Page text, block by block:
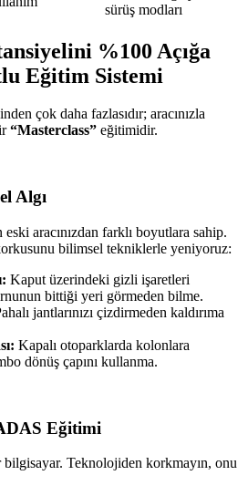
sürüş modları
%100 Açığa
Eğitim Sistemi
çok daha fazlasıdır; aracınızla
“Masterclass” eğitimidir.
Algı
eski aracınızdan farklı boyutlara sahip.
bilimsel tekniklerle yeniyoruz:
Kaput üzerindeki gizli işaretleri
bittiği yeri görmeden bilme.
jantlarınızı çizdirmeden kaldırıma
Kapalı otoparklarda kolonlara
dönüş çapını kullanma.
Eğitimi
bilgisayar. Teknolojiden korkmayın, onu